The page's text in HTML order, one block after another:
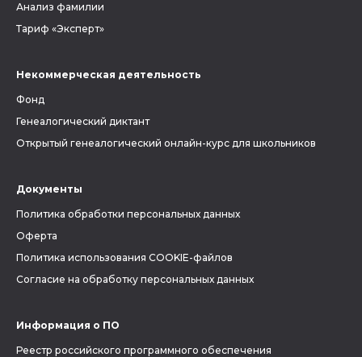
Анализ фамилии
Тариф «Эксперт»
Некоммерческая деятельность
Фонд
Генеалогический диктант
Открытый генеалогический онлайн-курс для школьников
Документы
Политика обработки персональных данных
Оферта
Политика использования COOKIE-файлов
Согласие на обработку персональных данных
Информация о ПО
Реестр российского программного обеспечения